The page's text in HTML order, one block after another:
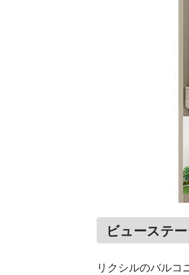
ビューステ
リクシルのバルコ